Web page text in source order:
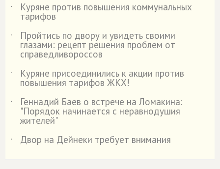
˙ Куряне против повышения коммунальных
тарифов
˙
Пройтись по двору и увидеть своими
глазами: рецепт решения проблем от
справедливороссов
˙
Куряне присоединились к акции против
повышения тарифов ЖКХ!
˙
Геннадий Баев о встрече на Ломакина:
"Порядок начинается с неравнодушия
жителей"
˙
Двор на Дейнеки требует внимания